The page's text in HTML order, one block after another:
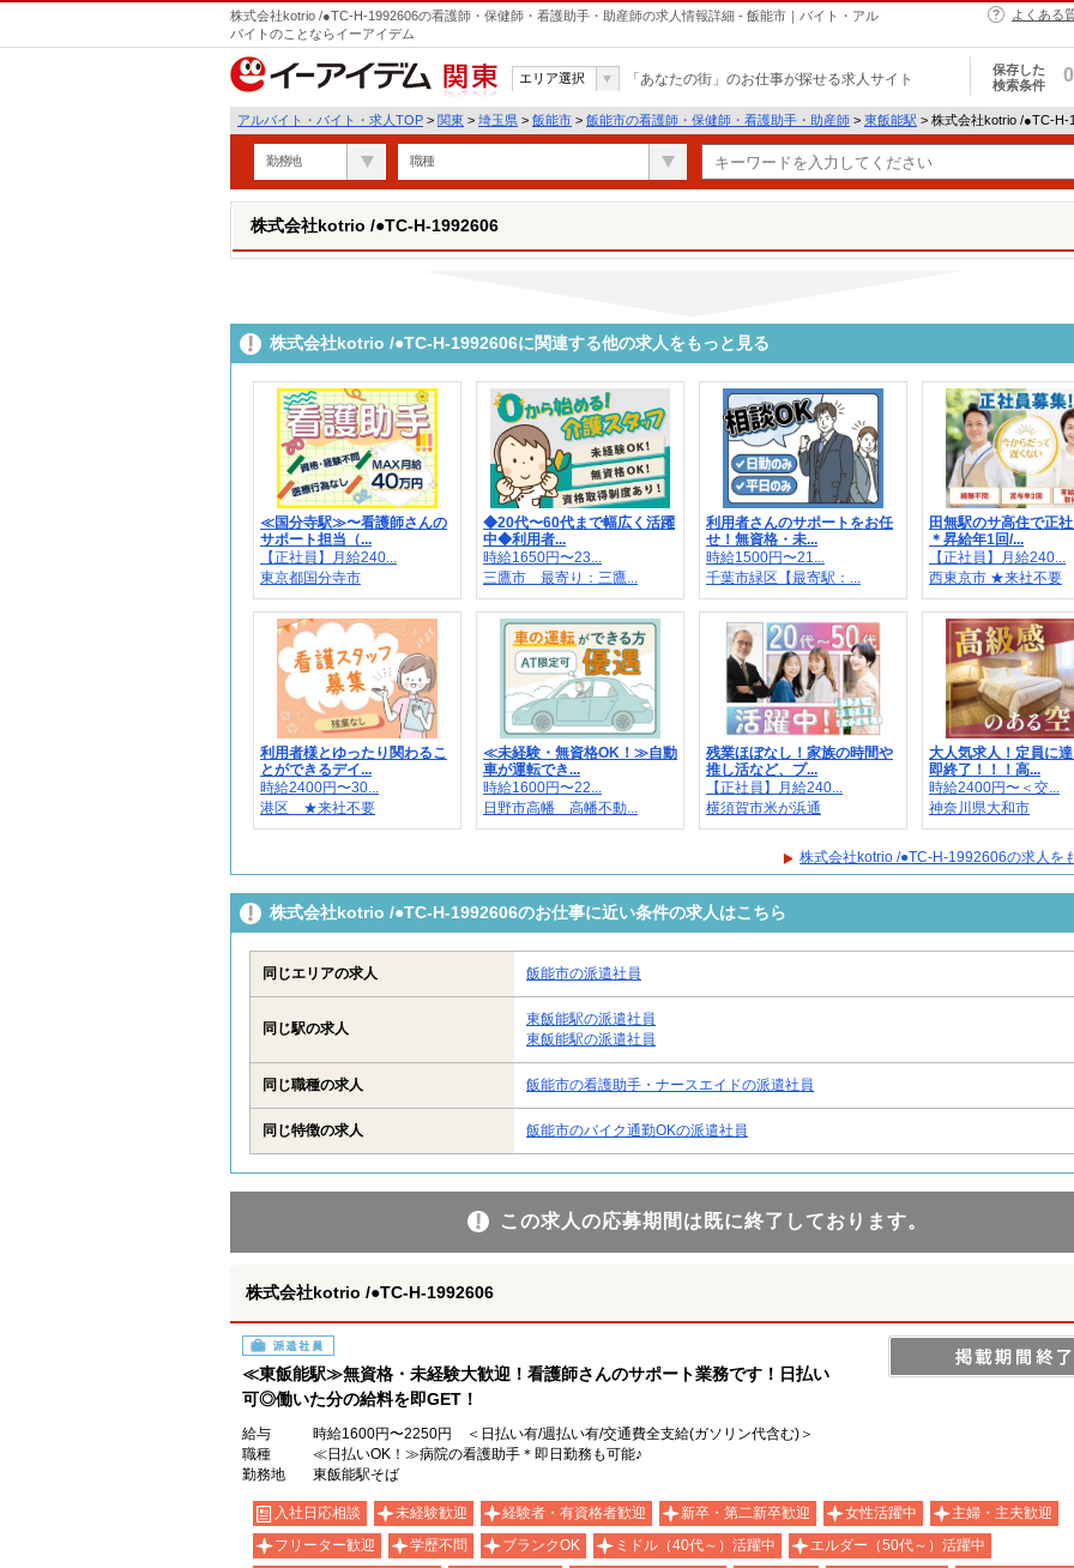
株式会社kotrio /●TC-H-1992606の看護師・保健師・看護助手・助産師の求人情報詳細 - 飯能市｜バイト・アル
バイトのことならイーアイデム
よくある
関東
エリア選択 「あなたの街」のお仕事が探せる求人サイト
保存した
検索条件
0
アルバイト・バイト・求人TOP > 関東 > 埼玉県 > 飯能市 > 飯能市の看護師・保健師・看護助手・助産師 > 東飯能駅 > 株式会社kotrio /●TC-H-
勤務地 職種
株式会社kotrio /●TC-H-1992606
株式会社kotrio /●TC-H-1992606に関連する他の求人をもっと見る
≪国分寺駅≫〜看護師さんの
サポート担当（...
【正社員】月給240...
東京都国分寺市
◆20代〜60代まで幅広く活躍
中◆利用者...
時給1650円〜23...
三鷹市 最寄り：三鷹...
利用者さんのサポートをお任
せ！無資格・未...
時給1500円〜21...
千葉市緑区【最寄駅：...
田無駅のサ高住で正
＊昇給年1回/...
【正社員】月給240...
西東京市 ★来社不要
利用者様とゆったり関わるこ
とができるデイ...
時給2400円〜30...
港区 ★来社不要
≪未経験・無資格OK！≫自動
車が運転でき...
時給1600円〜22...
日野市高幡 高幡不動...
残業ほぼなし！家族の時間や
推し活など、プ...
【正社員】月給240...
横須賀市米が浜通
大人気求人！定員に
即終了！！！高...
時給2400円〜＜交...
神奈川県大和市
株式会社kotrio /●TC-H-1992606の求人を
株式会社kotrio /●TC-H-1992606のお仕事に近い条件の求人はこちら
同じエリアの求人 飯能市の派遣社員
同じ駅の求人
東飯能駅の派遣社員
東飯能駅の派遣社員
同じ職種の求人 飯能市の看護助手・ナースエイドの派遣社員
同じ特徴の求人 飯能市のバイク通勤OKの派遣社員
この求人の応募期間は既に終了しております。
株式会社kotrio /●TC-H-1992606
派遣社員
≪東飯能駅≫無資格・未経験大歓迎！看護師さんのサポート業務です！日払い
可◎働いた分の給料を即GET！
給与
時給1600円〜2250円 ＜日払い有/週払い有/交通費全支給(ガソリン代含む)＞
職種
≪日払いOK！≫病院の看護助手＊即日勤務も可能♪
勤務地
東飯能駅そば
入社日応相談 未経験歓迎 経験者・有資格者歓迎 新卒・第二新卒歓迎 女性活躍中
主婦・主夫歓迎
フリーター歓迎
学歴不問 ブランクOK ミドル（40代～）活躍中
エルダー（50代～）活躍中